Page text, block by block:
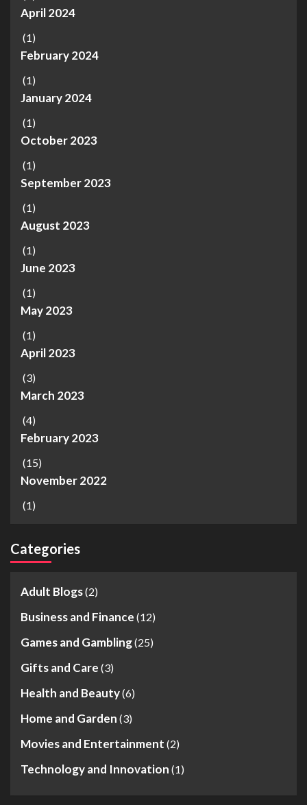
April 2024
(1)
February 2024
(1)
January 2024
(1)
October 2023
(1)
September 2023
(1)
August 2023
(1)
June 2023
(1)
May 2023
(1)
April 2023
(3)
March 2023
(4)
February 2023
(15)
November 2022
(1)
Categories
Adult Blogs(2)
Business and Finance (12)
Games and Gambling(25)
Gifts and Care (3)
Health and Beauty(6)
Home and Garden (3)
Movies and Entertainment (2)
Technology and Innovation (1)